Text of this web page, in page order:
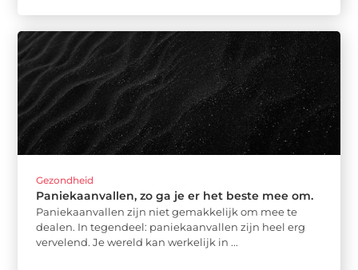
Gezondheid
Paniekaanvallen, zo ga je er het beste mee om.
Paniekaanvallen zijn niet gemakkelijk om mee te
dealen. In tegendeel: paniekaanvallen zijn heel erg
vervelend. Je wereld kan werkelijk in ...